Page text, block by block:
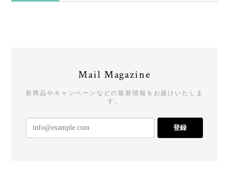
Mail Magazine
新商品やキャンペーンなどの最新情報をお届けいたしま
す。
登録